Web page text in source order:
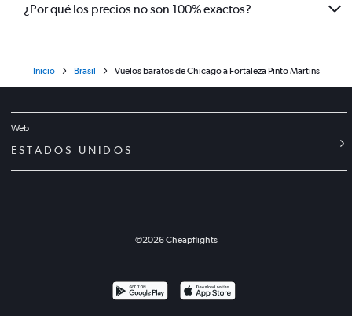
¿Por qué los precios no son 100% exactos?
Inicio Brasil Vuelos baratos de Chicago a Fortaleza Pinto Martins
Web
ESTADOS UNIDOS
©2026Cheapflights